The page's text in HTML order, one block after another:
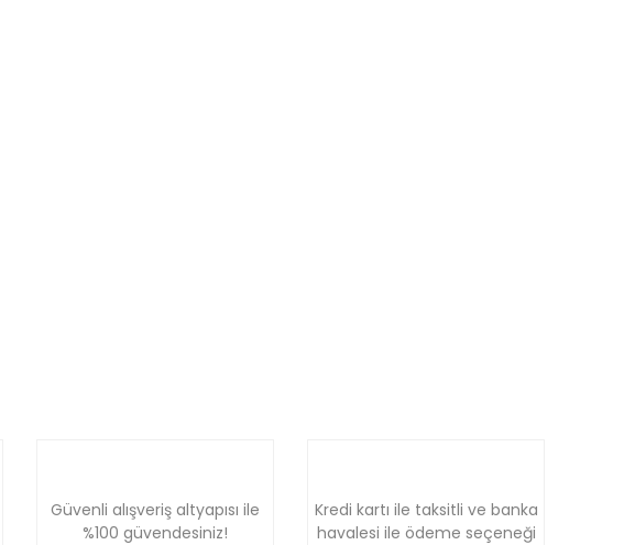
Güvenli alışveriş altyapısı ile
%100 güvendesiniz!
Kredi kartı ile taksitli ve banka
havalesi ile ödeme seçeneği